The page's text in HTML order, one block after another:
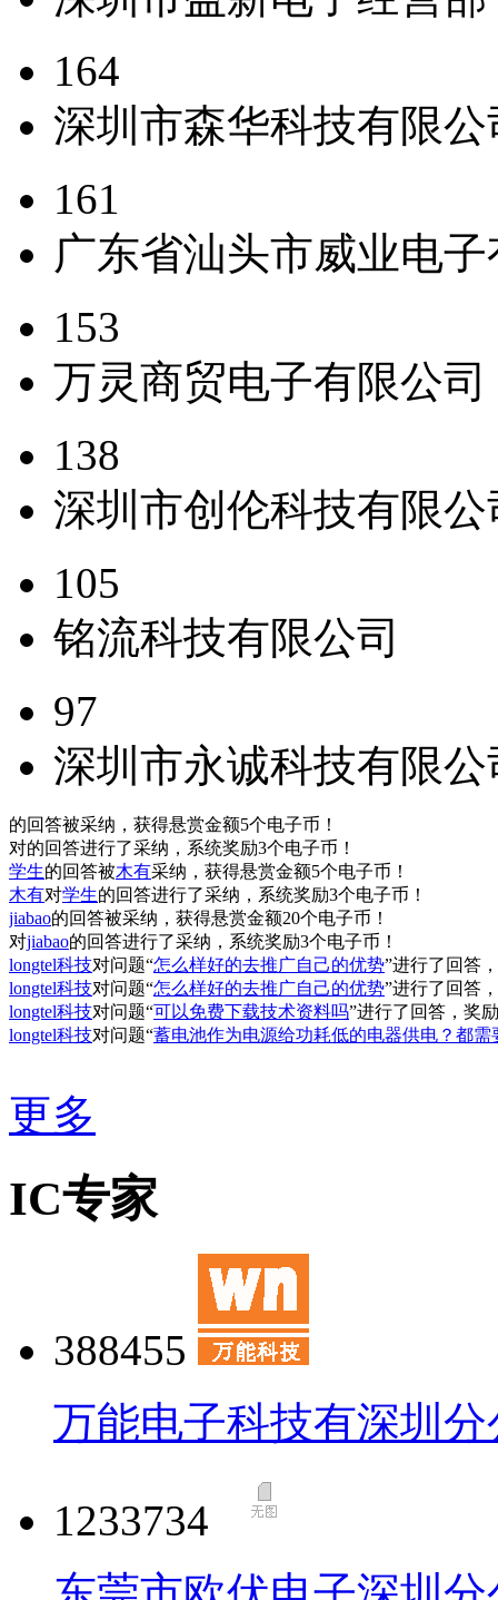
164
深圳市森华科技有限公
161
广东省汕头市威业电
153
万灵商贸电子有限公司
138
深圳市创伦科技有限公
105
铭流科技有限公司
97
深圳市永诚科技有限公
的回答被采纳，获得悬赏金额5个电子币！
对的回答进行了采纳，系统奖励3个电子币！
学生的回答被木有采纳，获得悬赏金额5个电子币！
木有对学生的回答进行了采纳，系统奖励3个电子币！
jiabao的回答被采纳，获得悬赏金额20个电子币！
对jiabao的回答进行了采纳，系统奖励3个电子币！
longtel科技对问题“怎么样好的去推广自己的优势”进行了回答
longtel科技对问题“怎么样好的去推广自己的优势”进行了回答
longtel科技对问题“可以免费下载技术资料吗”进行了回答，奖励
longtel科技对问题“蓄电池作为电源给功耗低的电器供电？都
更多
IC专家
388455
万能电子科技有深圳分
1233734